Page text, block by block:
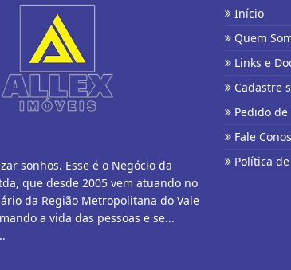
sonhos. Esse é o Negócio da
que desde 2005 vem atuando no
da Região Metropolitana do Vale
a vida das pessoas e se...
Início
Quem
Links e
Cadastre
Pedido
Fale
Política